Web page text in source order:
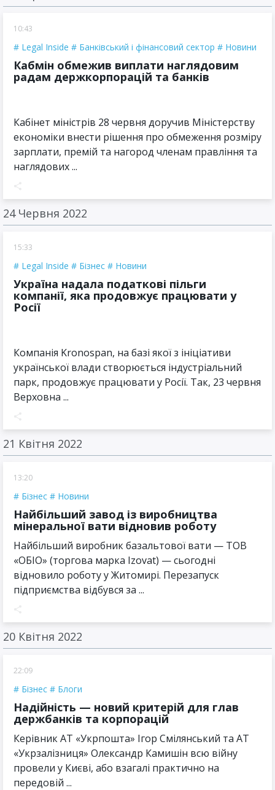
10:43
Legal Inside Банківський і фінансовий сектор Новини
Кабмін обмежив виплати наглядовим
радам держкорпорацій та банків
Кабінет міністрів 28 червня доручив Міністерству
економіки внести рішення про обмеження розміру
зарплати, премій та нагород членам правління та
наглядових ...
24 Червня 2022
15:33
Legal Inside Бізнес Новини
Україна надала податкові пільги
компанії, яка продовжує працювати у
Росії
Компанія Kronospan, на базі якої з ініціативи
української влади створюється індустріальний
парк, продовжує працювати у Росії. Так, 23 червня
Верховна ...
21 Квітня 2022
13:20
Бізнес Новини
Найбільший завод із виробництва
мінеральної вати відновив роботу
Найбільший виробник базальтової вати — ТОВ
«ОБІО» (торгова марка Izovat) — сьогодні
відновило роботу у Житомирі. Перезапуск
підприємства відбувся за ...
20 Квітня 2022
22:09
Бізнес Блоги
Надійність — новий критерій для глав
держбанків та корпорацій
Керівник АТ «Укрпошта» Ігор Смілянський та АТ
«Укрзалізниця» Олександр Камишін всю війну
провели у Києві, або взагалі практично на
передовій ...